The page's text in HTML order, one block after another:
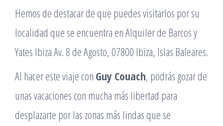
Hemos de destacar de que puedes visitarlos por su
localidad que se encuentra en Alquiler de Barcos y
Yates Ibiza Av. 8 de Agosto, 07800 Ibiza, Islas Baleares.
Al hacer este viaje con Guy Couach, podrás gozar de
unas vacaciones con mucha más libertad para
desplazarte por las zonas más lindas que se